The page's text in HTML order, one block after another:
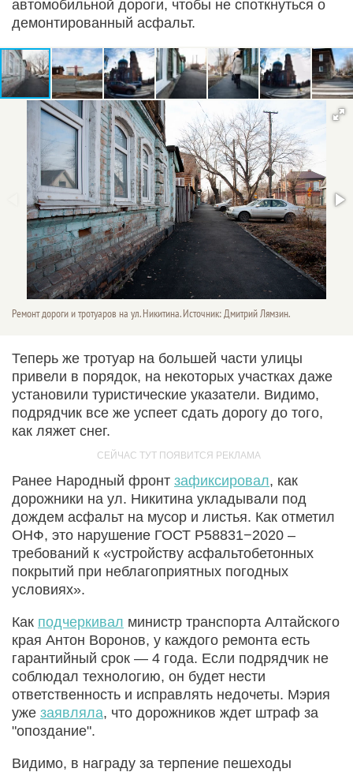
автомобильной дороги, чтобы не споткнуться о
демонтированный асфальт.
Ремонт дороги и тротуаров на ул. Никитина. Источник: Дмитрий Лямзин.
Теперь же тротуар на большей части улицы
привели в порядок, на некоторых участках даже
установили туристические указатели. Видимо,
подрядчик все же успеет сдать дорогу до того,
как ляжет снег.
Ранее Народный фронт зафиксировал, как
дорожники на ул. Никитина укладывали под
дождем асфальт на мусор и листья. Как отметил
ОНФ, это нарушение ГОСТ Р58831−2020 –
требований к «устройству асфальтобетонных
покрытий при неблагоприятных погодных
условиях».
Как подчеркивал министр транспорта Алтайского
края Антон Воронов, у каждого ремонта есть
гарантийный срок — 4 года. Если подрядчик не
соблюдал технологию, он будет нести
ответственность и исправлять недочеты. Мэрия
уже заявляла, что дорожников ждет штраф за
"опоздание".
Видимо, в награду за терпение пешеходы